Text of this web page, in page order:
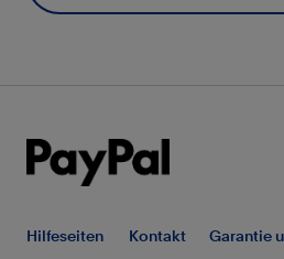
Hilfeseiten Kontakt Garantie